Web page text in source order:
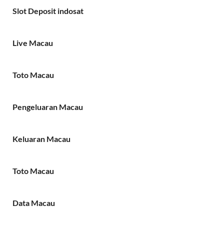
Slot Deposit indosat
Live Macau
Toto Macau
Pengeluaran Macau
Keluaran Macau
Toto Macau
Data Macau